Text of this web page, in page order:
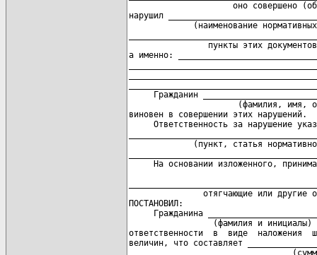
оно совершено
нарушил
(наименование
пункты этих
а именно:
Гражданин
(фамилия, имя,
виновен в совершении этих нарушений.
Ответственность за нарушение
(пункт, статья
На основании изложенного,
отягчающие или другие
ПОСТАНОВИЛ:
Гражданина
                 (фамилия и инициалы)
ответственности  в  виде  наложения
величин, что составляет